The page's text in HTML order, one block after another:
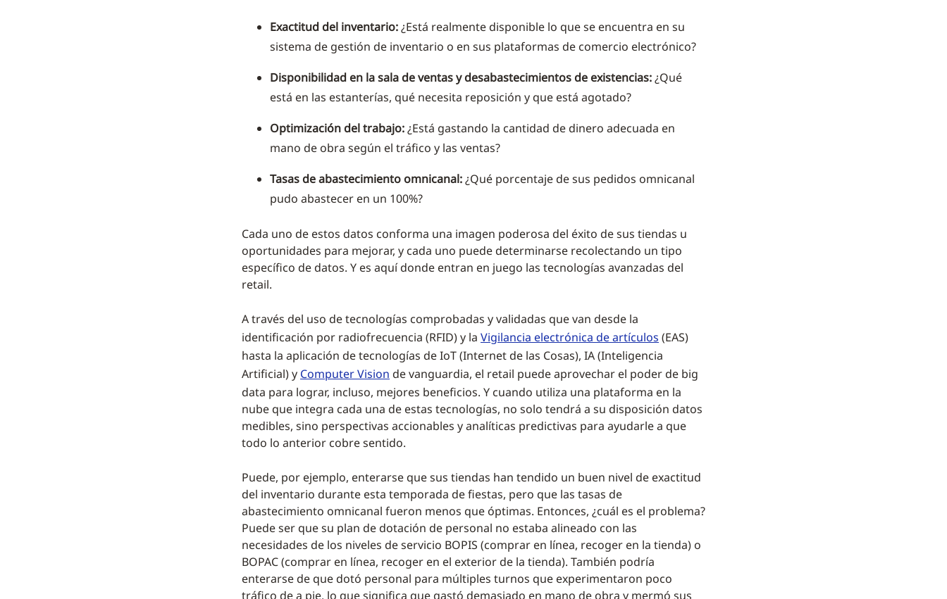
Exactitud del inventario:¿Está realmente disponible lo que se encuentra en su
sistema de gestión de inventario o en sus plataformas de comercio electrónico?
Disponibilidad en la sala de ventas y desabastecimientos de existencias:¿Qué
está en las estanterías, qué necesita reposición y que está agotado?
Optimización del trabajo:¿Está gastando la cantidad de dinero adecuada en
mano de obra según el tráfico y las ventas?
Tasas de abastecimiento omnicanal:¿Qué porcentaje de sus pedidos omnicanal
pudo abastecer en un 100%?
Cada uno de estos datos conforma una imagen poderosa del éxito de sus tiendas u
oportunidades para mejorar, y cada uno puede determinarse recolectando un tipo
específico de datos. Y es aquí donde entran en juego las tecnologías avanzadas del
retail.
A través del uso de tecnologías comprobadas y validadas que van desde la
identificación por radiofrecuencia (RFID) y la Vigilancia electrónica de artículos (EAS)
hasta la aplicación de tecnologías de IoT (Internet de las Cosas), IA (Inteligencia
Artificial) y Computer Vision de vanguardia, el retail puede aprovechar el poder de big
data para lograr, incluso, mejores beneficios. Y cuando utiliza una plataforma en la
nube que integra cada una de estas tecnologías, no solo tendrá a su disposición datos
medibles, sino perspectivas accionables y analíticas predictivas para ayudarle a que
todo lo anterior cobre sentido.
Puede, por ejemplo, enterarse que sus tiendas han tendido un buen nivel de exactitud
del inventario durante esta temporada de fiestas, pero que las tasas de
abastecimiento omnicanal fueron menos que óptimas. Entonces, ¿cuál es el problema?
Puede ser que su plan de dotación de personal no estaba alineado con las
necesidades de los niveles de servicio BOPIS (comprar en línea, recoger en la tienda) o
BOPAC (comprar en línea, recoger en el exterior de la tienda). También podría
enterarse de que dotó personal para múltiples turnos que experimentaron poco
tráfico de a pie, lo que significa que gastó demasiado en mano de obra y mermó sus